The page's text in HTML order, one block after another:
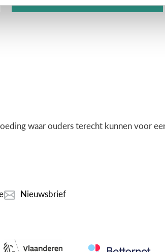
waar ouders terecht kunnen voor
Nieuwsbrief